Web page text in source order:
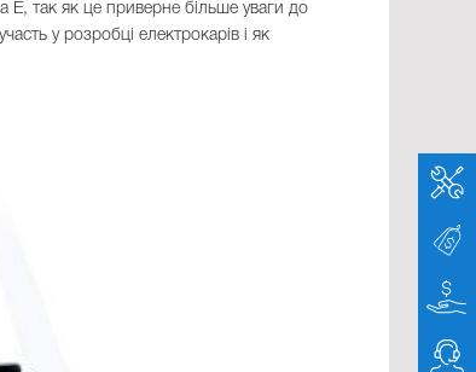
E, так як це приверне більше уваги до
у розробці електрокарів і як